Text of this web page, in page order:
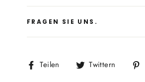
FRAGEN SIE UNS.
Teilen
Auf
Twittern
Auf